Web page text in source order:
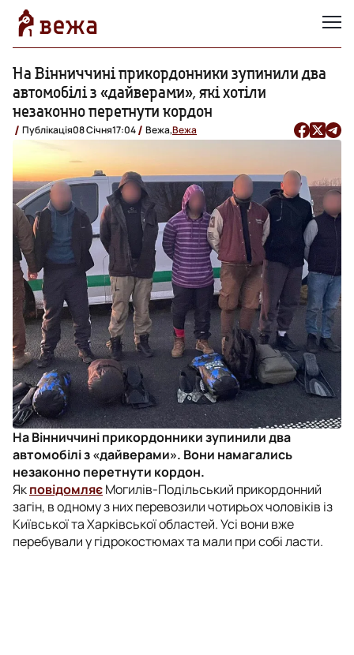
На Вінниччині прикордонники зупинили два
автомобілі з «дайверами», які хотіли
незаконно перетнути кордон
Публікація08 Січня17:04 Вежа,Вежа
На Вінниччині прикордонники зупинили два
автомобілі з «дайверами». Вони намагались
незаконно перетнути кордон.
ЯкповідомляєМогилів-Подільський прикордонний
загін, в одному з них перевозили чотирьох чоловіків із
Київської та Харківської областей. Усі вони вже
перебували у гідрокостюмах та мали при собі ласти.